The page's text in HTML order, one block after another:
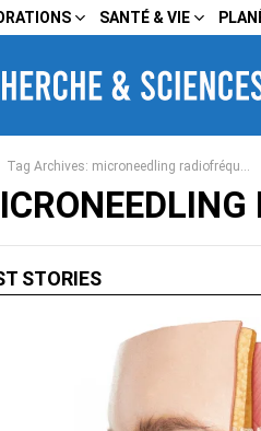
SANTÉ & VIE
Tag Archives: microneedling radiofréquence risques
STORIES